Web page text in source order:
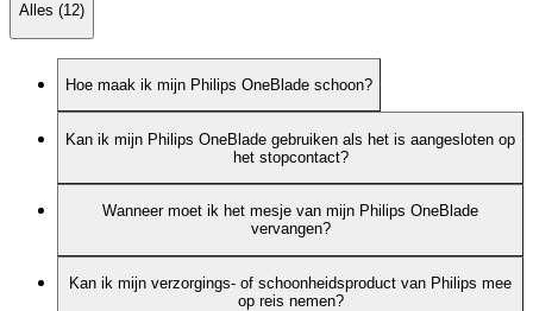
Alles (12)
Hoe maak ik mijn Philips OneBlade schoon?
Kan ik mijn Philips OneBlade gebruiken als het is aangesloten op
het stopcontact?
Wanneer moet ik het mesje van mijn Philips OneBlade
vervangen?
Kan ik mijn verzorgings- of schoonheidsproduct van Philips mee
op reis nemen?